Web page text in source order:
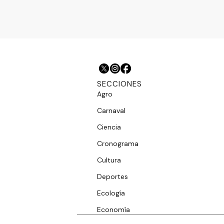
SECCIONES
Agro
Carnaval
Ciencia
Cronograma
Cultura
Deportes
Ecología
Economía